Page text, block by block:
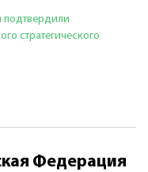
подтвердили
стратегического
Федерация